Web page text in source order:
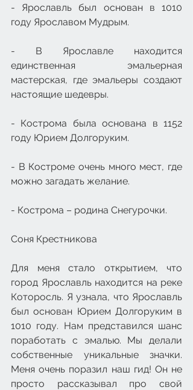
- Ярославль был основан в 1010
году Ярославом Мудрым.
- В Ярославле находится
единственная эмальерная
мастерская, где эмальеры создают
настоящие шедевры.
- Кострома была основана в 1152
году Юрием Долгоруким.
- В Костроме очень много мест, где
можно загадать желание.
- Кострома – родина Снегурочки.
Соня Крестникова
Для меня стало открытием, что
город Ярославль находится на реке
Которосль. Я узнала, что Ярославль
был основан Юрием Долгоруким в
1010 году. Нам представился шанс
поработать с эмалью. Мы делали
собственные уникальные значки.
Меня очень поразил наш гид! Он не
просто рассказывал про свой